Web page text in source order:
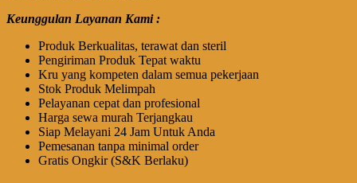
Keunggulan Layanan Kami :
Produk Berkualitas, terawat dan steril
Pengiriman Produk Tepat waktu
Kru yang kompeten dalam semua pekerjaan
Stok Produk Melimpah
Pelayanan cepat dan profesional
Harga sewa murah Terjangkau
Siap Melayani 24 Jam Untuk Anda
Pemesanan tanpa minimal order
Gratis Ongkir (S&K Berlaku)